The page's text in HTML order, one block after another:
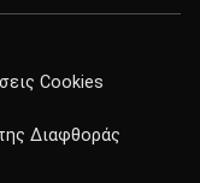
Cookies
Διαφθοράς